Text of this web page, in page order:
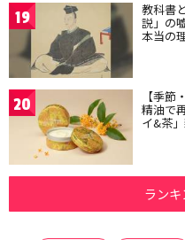
19 教科書
説」の
本当の
20 【季
精油で
イ&茶
ラン